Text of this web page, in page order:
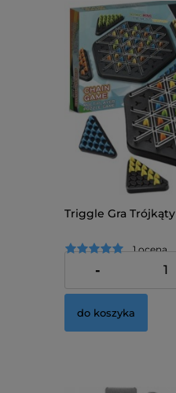
Triggle Gra Trójkąty
1 ocena
59,00 zł
-
do koszyka